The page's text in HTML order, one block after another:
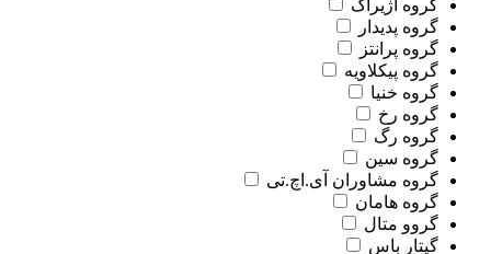
گروه آژیراک
گروه پدیدار
گروه پرانتز
گروه پیکلاویه
گروه خنیا
گروه رخ
گروه رگ
گروه سین
گروه مشاوران آی.اچ.تی
گروه هامان
گروو متال
گیتار باس